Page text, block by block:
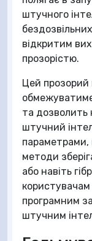
штучного
відкритим
прозорістю.
Цей прозорий
та дозволить
штучний
параметрами,
методи
або навіть
програмним
штучним